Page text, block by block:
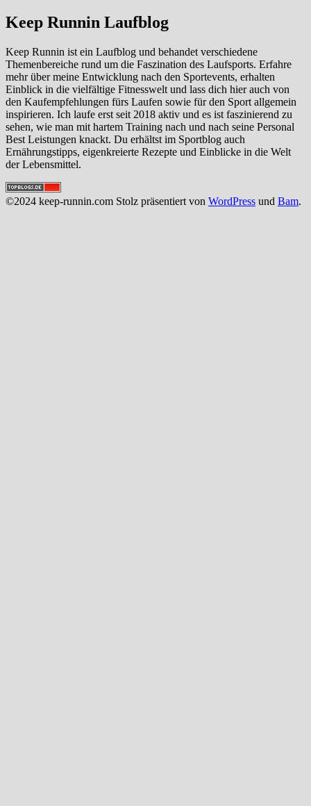
Keep Runnin Laufblog
Keep Runnin ist ein Laufblog und behandet verschiedene
Themenbereiche rund um die Faszination des Laufsports. Erfahre
mehr über meine Entwicklung nach den Sportevents, erhalten
Einblick in die vielfältige Fitnesswelt und lass dich hier auch von
den Kaufempfehlungen fürs Laufen sowie für den Sport allgemein
inspirieren. Ich laufe erst seit 2018 aktiv und es ist faszinierend zu
sehen, wie man mit hartem Training nach und nach seine Personal
Best Leistungen knackt. Du erhältst im Sportblog auch
Ernährungstipps, eigenkreierte Rezepte und Einblicke in die Welt
der Lebensmittel.
©2024 keep-runnin.com Stolz präsentiert von WordPress und Bam.